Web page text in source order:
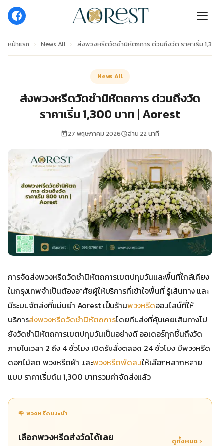
หน้าแรก › News All › ส่งพวงหรีดวัดชำนิหัตถการ ด่วนถึงวัด ราคาเริ่ม
News All
ส่งพวงหรีดวัดชำนิหัตถการ ด่วนถึงวัด
ราคาเริ่ม 1,300 บาท | Aorest
27 พฤษภาคม 2026 อ่าน 22 นาที
การจัดส่งพวงหรีดวัดชำนิหัตถการเขตปทุมวันและพื้นที่ใกล้เคียง
ในกรุงเทพจำเป็นต้องอาศัยผู้ให้บริการที่เข้าใจพื้นที่ รู้เส้นทาง และ
มีระบบจัดส่งที่แม่นยำ Aorest เป็นร้านพวงหรีดออนไลน์ที่ให้
บริการส่งพวงหรีดวัดชำนิหัตถการโดยทีมส่งที่คุ้นเคยเส้นทางไป
ยังวัดชำนิหัตถการเขตปทุมวันเป็นอย่างดี ออเดอร์ทุกชิ้นถึงวัด
ภายในเวลา 2 ถึง 4 ชั่วโมง เปิดรับสั่งตลอด 24 ชั่วโมง มีพวงหรีด
ดอกไม้สด พวงหรีดผ้า และพวงหรีดพัดลมให้เลือกหลากหลาย
แบบ ราคาเริ่มต้น 1,300 บาทรวมค่าจัดส่งแล้ว
🌹 พวงหรีดแนะนำ
เลือกพวงหรีดส่งวัดได้เลย ดูทั้งหมด ›